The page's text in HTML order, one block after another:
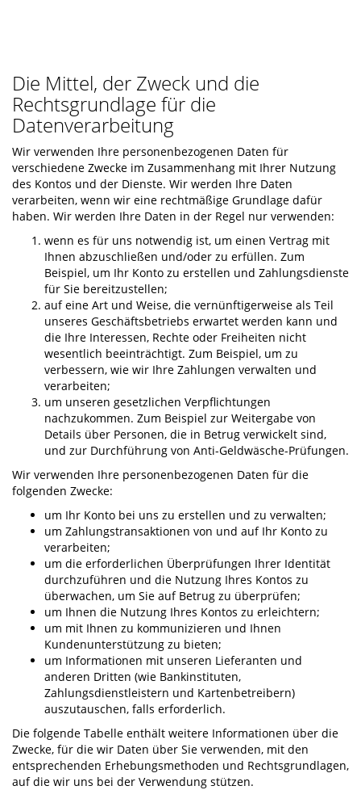
Die Mittel, der Zweck und die
Rechtsgrundlage für die
Datenverarbeitung
Wir verwenden Ihre personenbezogenen Daten für
verschiedene Zwecke im Zusammenhang mit Ihrer Nutzung
des Kontos und der Dienste. Wir werden Ihre Daten
verarbeiten, wenn wir eine rechtmäßige Grundlage dafür
haben. Wir werden Ihre Daten in der Regel nur verwenden:
wenn es für uns notwendig ist, um einen Vertrag mit
Ihnen abzuschließen und/oder zu erfüllen. Zum
Beispiel, um Ihr Konto zu erstellen und Zahlungsdienste
für Sie bereitzustellen;
auf eine Art und Weise, die vernünftigerweise als Teil
unseres Geschäftsbetriebs erwartet werden kann und
die Ihre Interessen, Rechte oder Freiheiten nicht
wesentlich beeinträchtigt. Zum Beispiel, um zu
verbessern, wie wir Ihre Zahlungen verwalten und
verarbeiten;
um unseren gesetzlichen Verpflichtungen
nachzukommen. Zum Beispiel zur Weitergabe von
Details über Personen, die in Betrug verwickelt sind,
und zur Durchführung von Anti-Geldwäsche-Prüfungen.
Wir verwenden Ihre personenbezogenen Daten für die
folgenden Zwecke:
um Ihr Konto bei uns zu erstellen und zu verwalten;
um Zahlungstransaktionen von und auf Ihr Konto zu
verarbeiten;
um die erforderlichen Überprüfungen Ihrer Identität
durchzuführen und die Nutzung Ihres Kontos zu
überwachen, um Sie auf Betrug zu überprüfen;
um Ihnen die Nutzung Ihres Kontos zu erleichtern;
um mit Ihnen zu kommunizieren und Ihnen
Kundenunterstützung zu bieten;
um Informationen mit unseren Lieferanten und
anderen Dritten (wie Bankinstituten,
Zahlungsdienstleistern und Kartenbetreibern)
auszutauschen, falls erforderlich.
Die folgende Tabelle enthält weitere Informationen über die
Zwecke, für die wir Daten über Sie verwenden, mit den
entsprechenden Erhebungsmethoden und Rechtsgrundlagen,
auf die wir uns bei der Verwendung stützen.